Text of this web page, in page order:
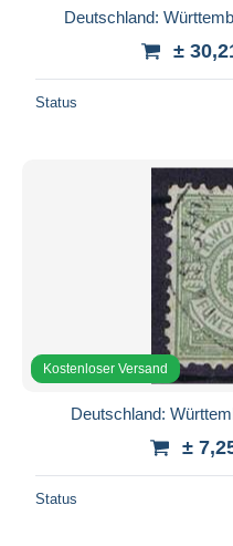
Deutschland:
±
Status
Kostenloser Versand
Deutschland:
±
Status